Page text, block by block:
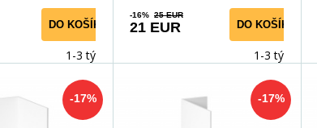
DO KOŠÍKA
1-3 týdny
-16% 25 EUR
21 EUR DO KOŠÍKA
1-3 týdny
-17% -17%